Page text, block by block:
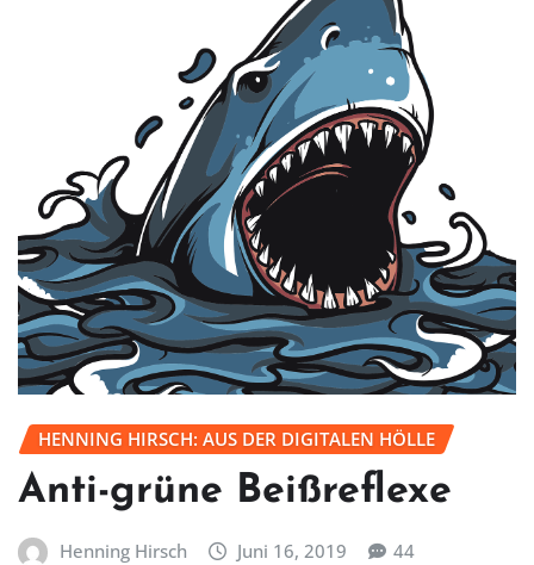
HENNING HIRSCH: AUS DER DIGITALEN HÖLLE
Anti-grüne Beißreflexe
Henning Hirsch Juni 16, 2019 44